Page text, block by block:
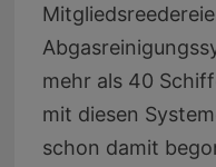
mehr als 40
mit diesen
schon damit